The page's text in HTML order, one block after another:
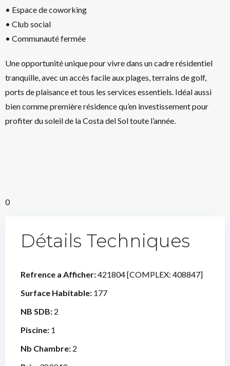
• Espace de coworking
• Club social
• Communauté fermée
Une opportunité unique pour vivre dans un cadre résidentiel
tranquille, avec un accès facile aux plages, terrains de golf,
ports de plaisance et tous les services essentiels. Idéal aussi
bien comme première résidence qu’en investissement pour
profiter du soleil de la Costa del Sol toute l’année.
0
Détails Techniques
Refrence a Afficher:421804 [COMPLEX: 408847]
Surface Habitable: 177
NB SDB: 2
Piscine: 1
Nb Chambre: 2